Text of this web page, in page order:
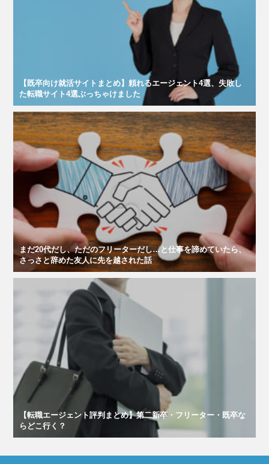
【既卒向け就活サイトまとめ】頼れるエージェント4選、失敗し
た転職サイト4選ぶっちゃけました
まだ20代だし、ただのフリーターだし…と仕事を諦めていたら、
さっさと辞めた友人に先を越された話
【転職エージェント評判まとめ】第二新卒・フリーター・既卒な
らどこ行く？